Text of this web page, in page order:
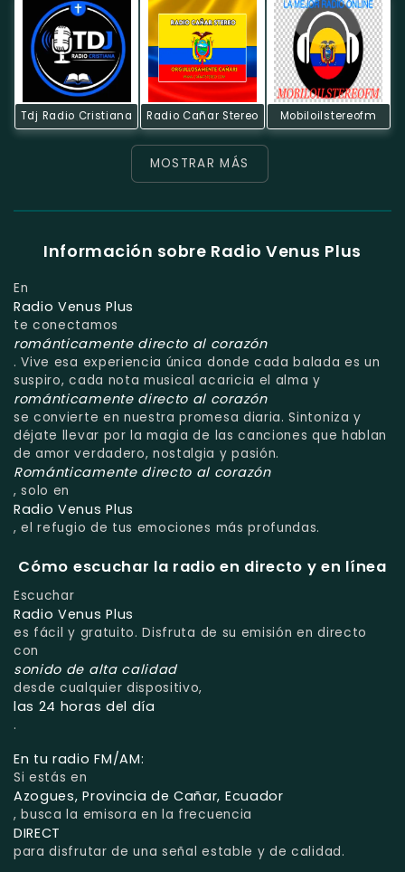
Tdj Radio Cristiana Radio Cañar Stereo Mobiloilstereofm
MOSTRAR MÁS
Información sobre Radio Venus Plus
En
Radio Venus Plus
te conectamos
románticamente directo al corazón
. Vive esa experiencia única donde cada balada es un
suspiro, cada nota musical acaricia el alma y
románticamente directo al corazón
se convierte en nuestra promesa diaria. Sintoniza y
déjate llevar por la magia de las canciones que hablan
de amor verdadero, nostalgia y pasión.
Románticamente directo al corazón
, solo en
Radio Venus Plus
, el refugio de tus emociones más profundas.
Cómo escuchar la radio en directo y en línea
Escuchar
Radio Venus Plus
es fácil y gratuito. Disfruta de su emisión en directo
con
sonido de alta calidad
desde cualquier dispositivo,
las 24 horas del día
.
En tu radio FM/AM:
Si estás en
Azogues, Provincia de Cañar, Ecuador
, busca la emisora en la frecuencia
DIRECT
para disfrutar de una señal estable y de calidad.